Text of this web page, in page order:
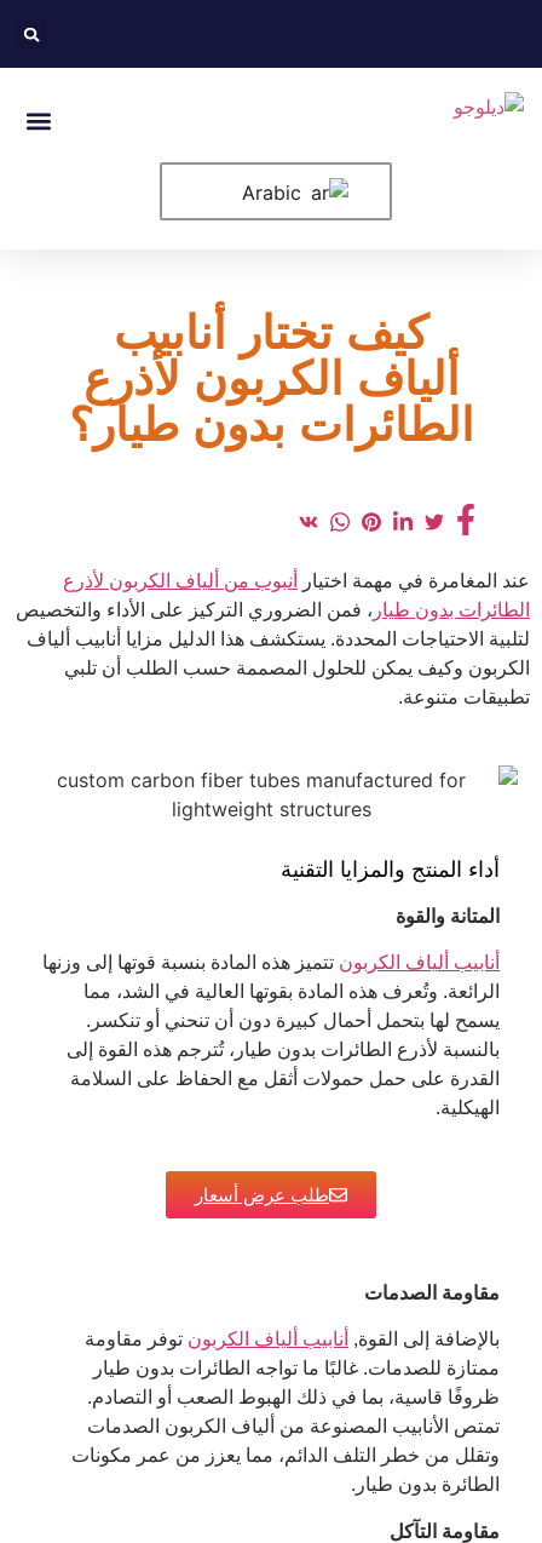
كيف تختار أنابيب
ألياف الكربون لأذرع
الطائرات بدون طيار؟
عند المغامرة في مهمة اختيار
أنبوب من ألياف الكربون لأذرع
الطائرات بدون طيار ، فمن الضروري التركيز على الأداء والتخصيص
لتلبية الاحتياجات المحددة. يستكشف هذا الدليل مزايا أنابيب ألياف
الكربون وكيف يمكن للحلول المصممة حسب الطلب أن تلبي
تطبيقات متنوعة.
أداء المنتج والمزايا التقنية
المتانة والقوة
أنابيب ألياف الكربون تتميز هذه المادة بنسبة قوتها إلى وزنها
الرائعة. وتُعرف هذه المادة بقوتها العالية في الشد، مما
يسمح لها بتحمل أحمال كبيرة دون أن تنحني أو تنكسر.
بالنسبة لأذرع الطائرات بدون طيار، تُترجم هذه القوة إلى
القدرة على حمل حمولات أثقل مع الحفاظ على السلامة
الهيكلية.
طلب عرض أسعار
مقاومة الصدمات
بالإضافة إلى القوة, أنابيب ألياف الكربون توفر مقاومة
ممتازة للصدمات. غالبًا ما تواجه الطائرات بدون طيار
ظروفًا قاسية، بما في ذلك الهبوط الصعب أو التصادم.
تمتص الأنابيب المصنوعة من ألياف الكربون الصدمات
وتقلل من خطر التلف الدائم، مما يعزز من عمر مكونات
الطائرة بدون طيار.
مقاومة التآكل